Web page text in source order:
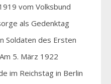
vom Volksbund
als Gedenktag
Soldaten des Ersten
5. März 1922
im Reichstag in Berlin